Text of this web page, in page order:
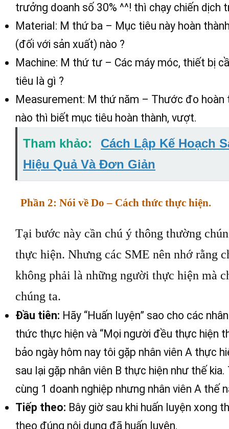
trưởng doanh số 30% ^^! thì chạy chiến dịch
Material: M thứ ba – Mục tiêu này hoàn
(đối với sản xuất) nào ?
Machine: M thứ tư – Các máy móc, thiết bị
tiêu là gì ?
Measurement: M thứ năm – Thước đo hoàn
nào thì biết mục tiêu hoàn thành, vượt.
Tham khảo:
Cách Lập Kế Hoạch
Hiệu Quả Và Đơn Giản
Phần 2: Nói về Do – Cách thức thực hiện.
Tại bước này cần chú ý thông thường
thực hiện. Nhưng các SME nên nhớ rằng
không phải là những người thực hiện mà
chúng ta.
Đầu tiên: Hãy “Huấn luyện” sao cho các
thức thực hiện và “Mọi người đều thực hiện
bảo ngày hôm nay tôi gặp nhân viên A thực
sau lại gặp nhân viên B thực hiện như thế
cùng 1 doanh nghiệp nhưng nhân viên A thế
Tiếp theo: Bây giờ sau khi huấn luyện xong
theo đúng nội dung đã huấn luyện.